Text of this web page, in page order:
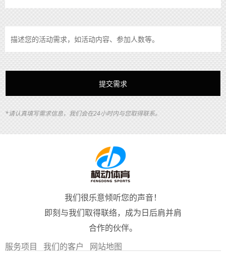
*请认真填写需求信息，我们会在24小时内与您取得联系。
我们很乐意倾听您的声音！
即刻与我们取得联络，成为日后肩并肩
合作的伙伴。
服务项目
我们的客户 网站地图